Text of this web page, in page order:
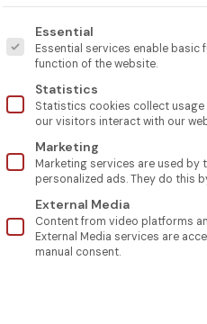
Es folgt eine Liste der
Essential
Essential services enable
function of the website.
Statistics
Statistics cookies collect
our visitors interact with our
Marketing
Marketing services are used
personalized ads. They do this
External Media
Content from video platforms
External Media services are
manual consent.